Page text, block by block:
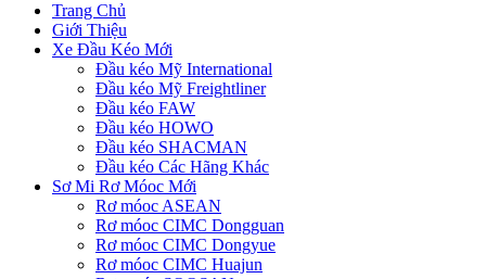
Trang Chủ
Giới Thiệu
Xe Đầu Kéo Mới
Đầu kéo Mỹ International
Đầu kéo Mỹ Freightliner
Đầu kéo FAW
Đầu kéo HOWO
Đầu kéo SHACMAN
Đầu kéo Các Hãng Khác
Sơ Mi Rơ Móoc Mới
Rơ móoc ASEAN
Rơ móoc CIMC Dongguan
Rơ móoc CIMC Dongyue
Rơ móoc CIMC Huajun